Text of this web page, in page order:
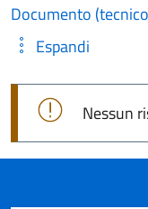
Documento
Espandi
Nessun